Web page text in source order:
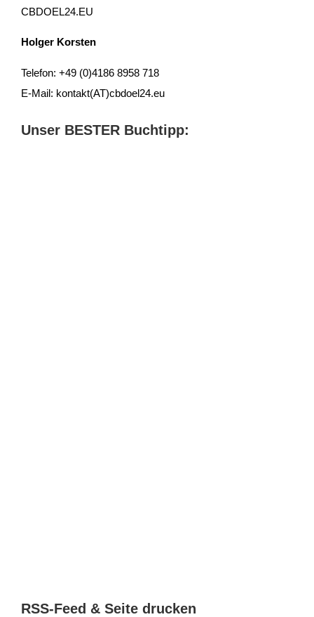
CBDOEL24.EU
Holger Korsten
Telefon: +49 (0)4186 8958 718
E-Mail: kontakt(AT)cbdoel24.eu
Unser BESTER Buchtipp:
RSS-Feed & Seite drucken